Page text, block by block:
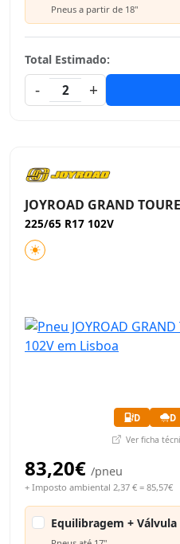
Pneus a partir de 18"
Total Estimado:
-
2 +
JOYROAD GRAND
225/65 R17 102V
D D
Ver ficha
83,20€ /pneu
+ Imposto ambiental 2,37 € = 85,57€
Equilibragem + Válvula